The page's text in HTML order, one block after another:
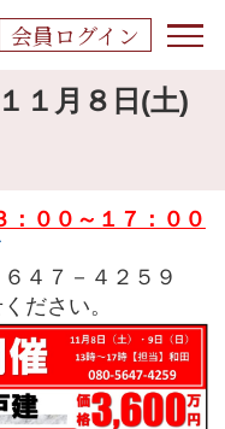
会員ログイン
１月８日(土)
００～１７：００
４７－４２５９
ださい。